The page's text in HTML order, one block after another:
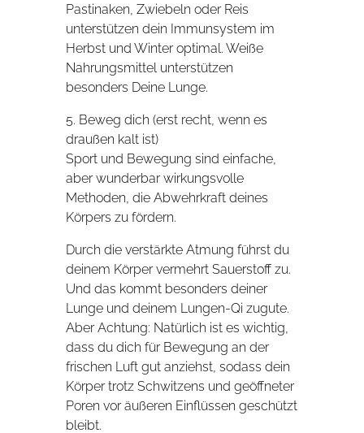
Pastinaken, Zwiebeln oder Reis
unterstützen dein Immunsystem im
Herbst und Winter optimal. Weiße
Nahrungsmittel unterstützen
besonders Deine Lunge.
5. Beweg dich (erst recht, wenn es
draußen kalt ist)
Sport und Bewegung sind einfache,
aber wunderbar wirkungsvolle
Methoden, die Abwehrkraft deines
Körpers zu fördern.
Durch die verstärkte Atmung führst du
deinem Körper vermehrt Sauerstoff zu.
Und das kommt besonders deiner
Lunge und deinem Lungen-Qi zugute.
Aber Achtung: Natürlich ist es wichtig,
dass du dich für Bewegung an der
frischen Luft gut anziehst, sodass dein
Körper trotz Schwitzens und geöffneter
Poren vor äußeren Einflüssen geschützt
bleibt.